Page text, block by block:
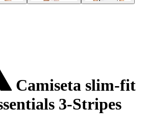
Camiseta slim-fit
3-Stripes